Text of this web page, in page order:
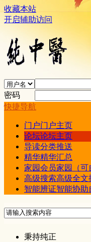
收藏本站
开启辅助访问
密码
快捷导航
门户门户主页
论坛论坛主页
导读分类推送
精华精华汇总
家园会员家园（可
高级搜索高级全文
智能辨证智能协助
秉持纯正